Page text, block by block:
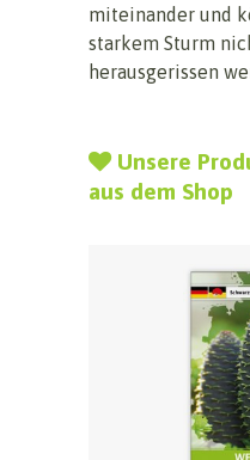
miteinander und
starkem Sturm
herausgerissen
Unsere
aus dem Shop